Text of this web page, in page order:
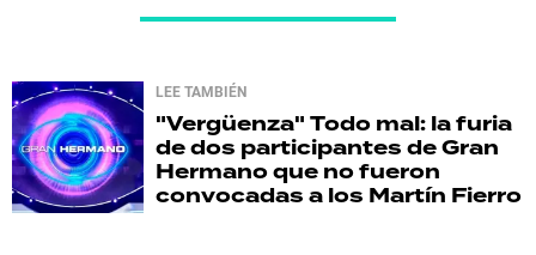
LEE TAMBIÉN
"Vergüenza" Todo mal: la furia
de dos participantes de Gran
Hermano que no fueron
convocadas a los Martín Fierro